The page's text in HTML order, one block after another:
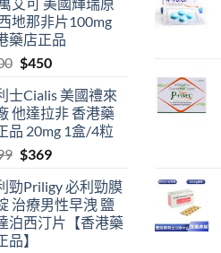
地那非片100mg
藥店正品
Original
was:
$500.
$450Current
is:
$450.
士Cialis 美國禮來
他達拉非 香港藥
品 20mg 1盒/4粒
Original
was:
$399.
$369Current
is:
$369.
勁Priligy 必利勁膜
治療男性早洩 鹽
泊西汀片【香港藥
品】